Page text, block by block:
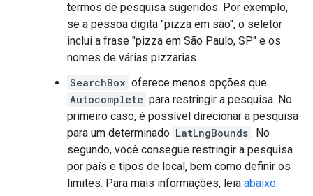
termos de pesquisa sugeridos. Por exemplo,
se a pessoa digita "pizza em são", o seletor
inclui a frase "pizza em São Paulo, SP" e os
nomes de várias pizzarias.
SearchBox oferece menos opções que
Autocomplete para restringir a pesquisa. No
primeiro caso, é possível direcionar a pesquisa
para um determinado LatLngBounds . No
segundo, você consegue restringir a pesquisa
por país e tipos de local, bem como definir os
limites. Para mais informações, leia abaixo.